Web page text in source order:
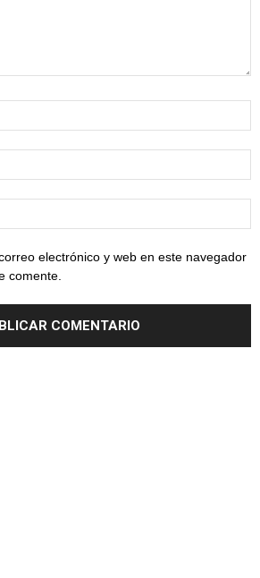
electrónico y web en este navegador
comente.